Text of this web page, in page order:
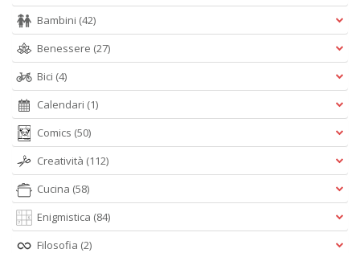
Bambini (42)
Benessere (27)
Bici (4)
Calendari (1)
Comics (50)
Creatività (112)
Cucina (58)
Enigmistica (84)
Filosofia (2)